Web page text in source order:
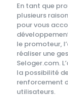
En tant que
plusieurs
pour vous
le promoteur,
réaliser une
Seloger.com.
la possibilité
renforcement
utilisateurs.